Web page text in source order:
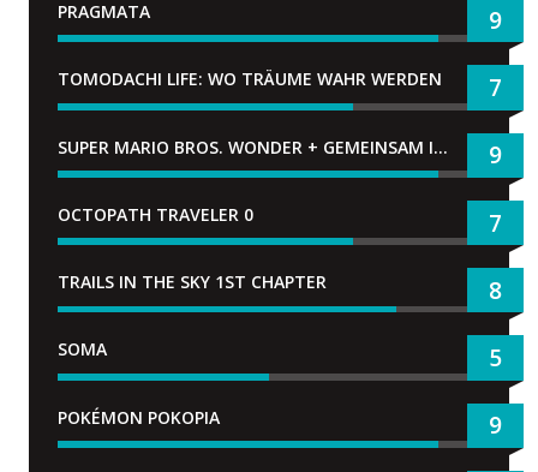
PRAGMATA 9
TOMODACHI LIFE: WO TRÄUME WAHR WERDEN 7
SUPER MARIO BROS. WONDER + GEMEINSAM IM BELLABEL-PARK 9
OCTOPATH TRAVELER 0 7
TRAILS IN THE SKY 1ST CHAPTER 8
SOMA 5
POKÉMON POKOPIA 9